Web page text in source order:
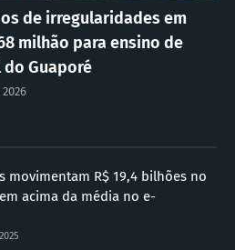
de irregularidades em
milhão para ensino de
do Guaporé
movimentam R$ 19,4 bilhões no
acima da média no e-